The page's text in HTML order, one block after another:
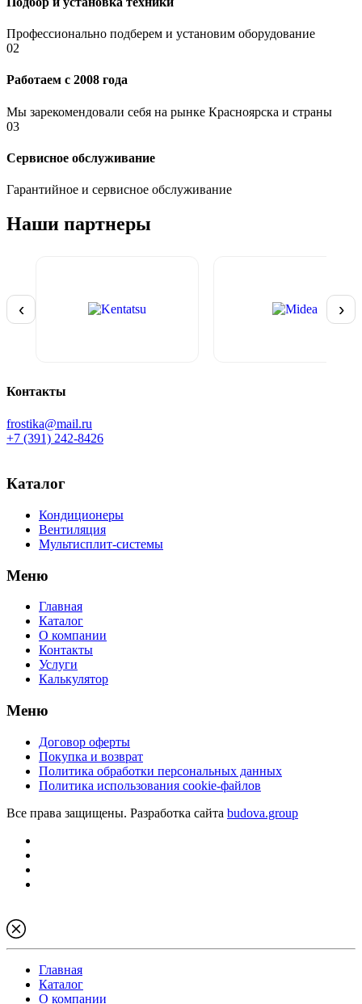
Профессионально подберем и установим оборудование
02
Работаем с 2008 года
Мы зарекомендовали себя на рынке Красноярска и страны
03
Сервисное обслуживание
Гарантийное и сервисное обслуживание
Наши партнеры
‹ ›
Контакты
frostika@mail.ru
+7 (391) 242-8426
Каталог
Кондиционеры
Вентиляция
Мультисплит-системы
Меню
Главная
Каталог
О компании
Контакты
Услуги
Калькулятор
Меню
Договор оферты
Покупка и возврат
Политика обработки персональных данных
Политика использования сookie-файлов
Все права защищены. Разработка сайта budova.group
Главная
Каталог
О компании